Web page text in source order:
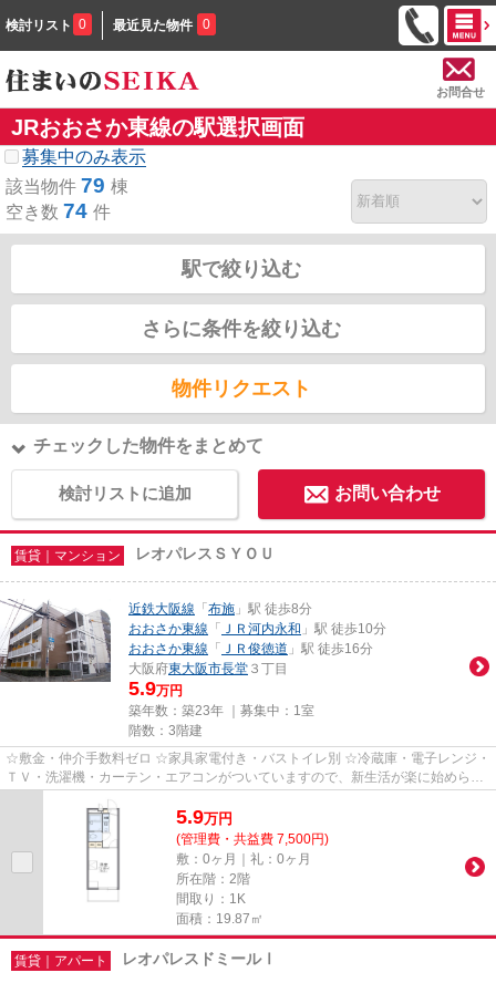
検討リスト 0 最近見た物件 0
お問合せ
JRおおさか東線の駅選択画面
募集中のみ表示
該当物件 79 棟
空き数 74 件
駅で絞り込む
さらに条件を絞り込む
物件リクエスト
チェックした物件をまとめて
検討リストに追加 お問い合わせ
賃貸｜マンション レオパレスＳＹＯＵ
近鉄大阪線 「 布施 」駅 徒歩8分
おおさか東線 「 ＪＲ河内永和 」駅 徒歩10分
おおさか東線 「 ＪＲ俊徳道 」駅 徒歩16分
大阪府東大阪市長堂 ３丁目
5.9万円
築年数：築23年 ｜募集中： 1室
階数：3階建
☆敷金・仲介手数料ゼロ ☆家具家電付き・バストイレ別 ☆冷蔵庫・電子レンジ・
ＴＶ・洗濯機・カーテン・エアコンがついていますので、新生活が楽に始められ
5.9万円
(管理費・共益費 7,500円)
敷：0ヶ月｜礼：0ヶ月
所在階：2階
間取り：1K
面積：19.87㎡
賃貸｜アパート レオパレスドミールⅠ